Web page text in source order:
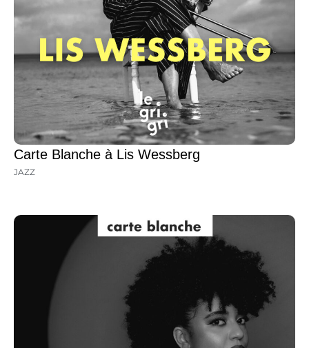
Carte Blanche à Lis Wessberg
JAZZ